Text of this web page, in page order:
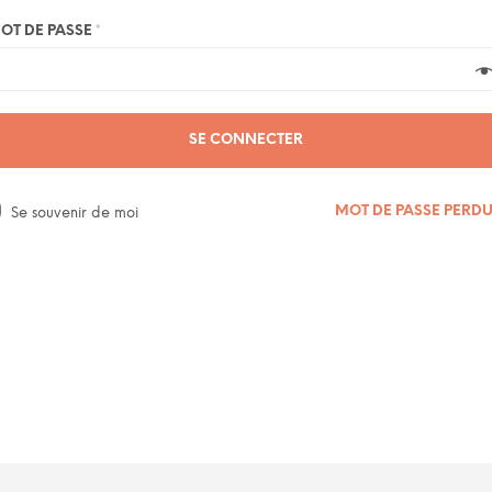
DE PASSE *
SE CONNECTER
Se souvenir de moi MOT DE PASSE